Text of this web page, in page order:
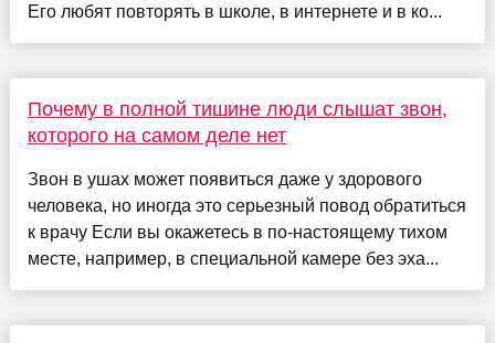
Его любят повторять в школе, в интернете и в ко...
Почему в полной тишине люди слышат звон,
которого на самом деле нет
Звон в ушах может появиться даже у здорового
человека, но иногда это серьезный повод обратиться
к врачу Если вы окажетесь в по-настоящему тихом
месте, например, в специальной камере без эха...